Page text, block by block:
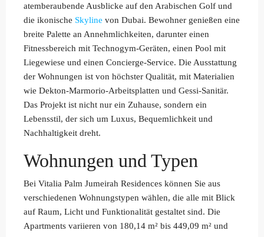
atemberaubende Ausblicke auf den Arabischen Golf und
die ikonische Skyline von Dubai. Bewohner genießen eine
breite Palette an Annehmlichkeiten, darunter einen
Fitnessbereich mit Technogym-Geräten, einen Pool mit
Liegewiese und einen Concierge-Service. Die Ausstattung
der Wohnungen ist von höchster Qualität, mit Materialien
wie Dekton-Marmorio-Arbeitsplatten und Gessi-Sanitär.
Das Projekt ist nicht nur ein Zuhause, sondern ein
Lebensstil, der sich um Luxus, Bequemlichkeit und
Nachhaltigkeit dreht.
Wohnungen und Typen
Bei Vitalia Palm Jumeirah Residences können Sie aus
verschiedenen Wohnungstypen wählen, die alle mit Blick
auf Raum, Licht und Funktionalität gestaltet sind. Die
Apartments variieren von 180,14 m² bis 449,09 m² und